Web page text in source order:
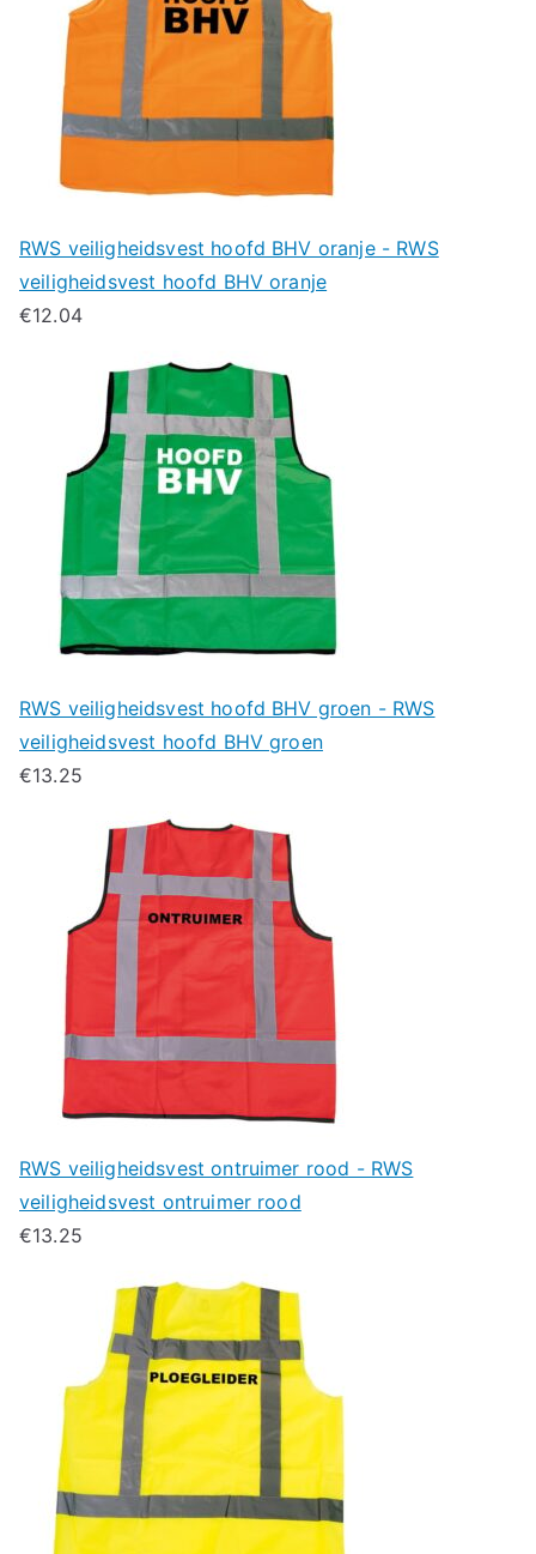
RWS veiligheidsvest hoofd BHV oranje - RWS
veiligheidsvest hoofd BHV oranje
€12.04
RWS veiligheidsvest hoofd BHV groen - RWS
veiligheidsvest hoofd BHV groen
€13.25
RWS veiligheidsvest ontruimer rood - RWS
veiligheidsvest ontruimer rood
€13.25